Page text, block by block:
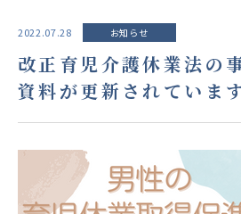
2022.07.28 お知らせ
改正育児介護休業法の
資料が更新されていま